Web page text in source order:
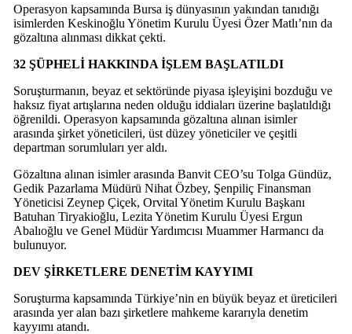
Operasyon kapsamında Bursa iş dünyasının yakından tanıdığı
isimlerden Keskinoğlu Yönetim Kurulu Üyesi Özer Matlı’nın da
gözaltına alınması dikkat çekti.
32 ŞÜPHELİ HAKKINDA İŞLEM BAŞLATILDI
Soruşturmanın, beyaz et sektöründe piyasa işleyişini bozduğu ve
haksız fiyat artışlarına neden olduğu iddiaları üzerine başlatıldığı
öğrenildi. Operasyon kapsamında gözaltına alınan isimler
arasında şirket yöneticileri, üst düzey yöneticiler ve çeşitli
departman sorumluları yer aldı.
Gözaltına alınan isimler arasında Banvit CEO’su Tolga Gündüz,
Gedik Pazarlama Müdürü Nihat Özbey, Şenpiliç Finansman
Yöneticisi Zeynep Çiçek, Orvital Yönetim Kurulu Başkanı
Batuhan Tiryakioğlu, Lezita Yönetim Kurulu Üyesi Ergun
Abalıoğlu ve Genel Müdür Yardımcısı Muammer Harmancı da
bulunuyor.
DEV ŞİRKETLERE DENETİM KAYYIMI
Soruşturma kapsamında Türkiye’nin en büyük beyaz et üreticileri
arasında yer alan bazı şirketlere mahkeme kararıyla denetim
kayyımı atandı.